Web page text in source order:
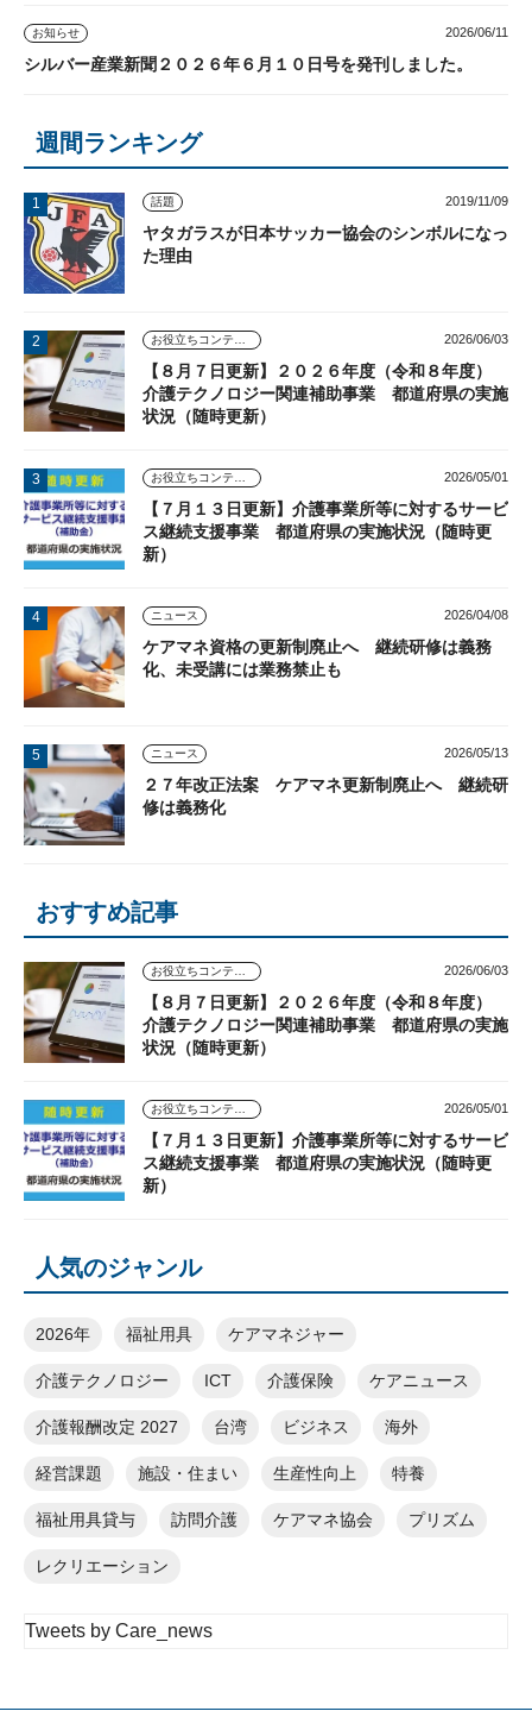
お知らせ 2026/06/11
シルバー産業新聞２０２６年６月１０日号を発刊しました。
週間ランキング
話題 2019/11/09
ヤタガラスが日本サッカー協会のシンボルになっ
た理由
2026/06/03
【８月７日更新】２０２６年度（令和８年度）
介護テクノロジー関連補助事業 都道府県の実施
状況（随時更新）
2026/05/01
【７月１３日更新】介護事業所等に対するサービ
ス継続支援事業 都道府県の実施状況（随時更
新）
ニュース 2026/04/08
ケアマネ資格の更新制廃止へ 継続研修は義務
化、未受講には業務禁止も
ニュース 2026/05/13
２７年改正法案 ケアマネ更新制廃止へ 継続研
修は義務化
おすすめ記事
2026/06/03
【８月７日更新】２０２６年度（令和８年度）
介護テクノロジー関連補助事業 都道府県の実施
状況（随時更新）
2026/05/01
【７月１３日更新】介護事業所等に対するサービ
ス継続支援事業 都道府県の実施状況（随時更
新）
人気のジャンル
2026年 福祉用具 ケアマネジャー
介護テクノロジー ICT 介護保険 ケアニュース
介護報酬改定 2027 台湾 ビジネス 海外
経営課題 施設・住まい 生産性向上 特養
福祉用具貸与 訪問介護 ケアマネ協会 プリズム
レクリエーション
Tweets by Care_news